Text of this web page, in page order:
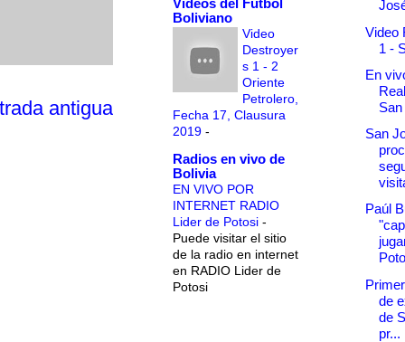
antigua
Boliviano
Video
Destroyer
s 1 - 2
Oriente
Petrolero,
Fecha 17, Clausura
2019 -
Radios en vivo de
Bolivia
EN VIVO POR
INTERNET RADIO
Lider de Potosi -
Puede visitar el sitio
de la radio en internet
en RADIO Lider de
Potosi
Video
1 -
En
San
Paúl
de
de
pr...